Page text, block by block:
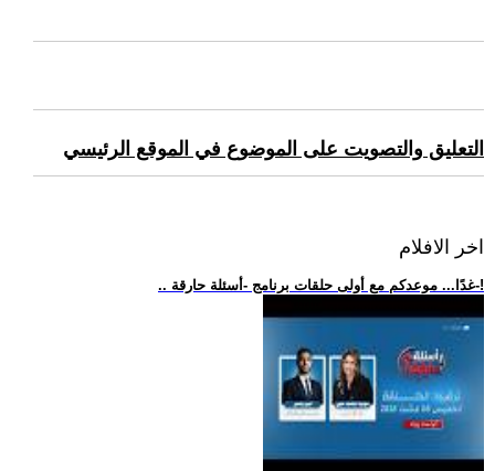
التعليق والتصويت على الموضوع في الموقع الرئيسي
اخر الافلام
.. غدًا... موعدكم مع أولى حلقات برنامج -أسئلة حارقة-!